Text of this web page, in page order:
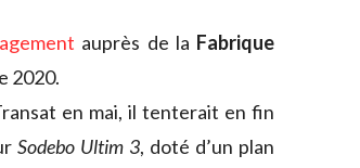
auprès de la Fabrique
2020.
en mai, il tenterait en fin
Sodebo Ultim 3, doté d’un plan